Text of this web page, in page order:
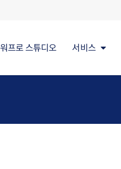
워프로 스튜디오 서비스